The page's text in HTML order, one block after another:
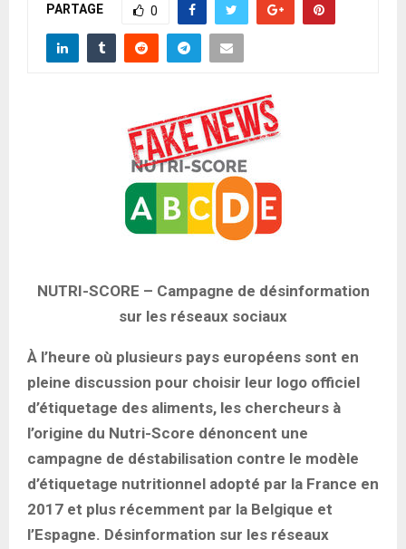
PARTAGE 0
NUTRI-SCORE – Campagne de désinformation
sur les réseaux sociaux
À l’heure où plusieurs pays européens sont en
pleine discussion pour choisir leur logo officiel
d’étiquetage des aliments, les chercheurs à
l’origine du Nutri-Score dénoncent une
campagne de déstabilisation contre le modèle
d’étiquetage nutritionnel adopté par la France en
2017 et plus récemment par la Belgique et
l’Espagne. Désinformation sur les réseaux